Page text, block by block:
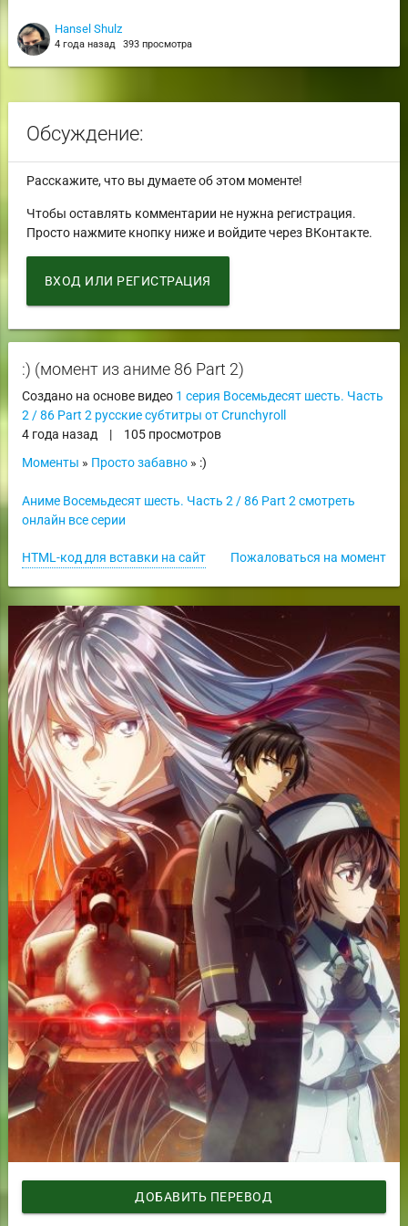
Hansel Shulz
4 года назад 393 просмотра
Обсуждение:
Расскажите, что вы думаете об этом моменте!
Чтобы оставлять комментарии не нужна регистрация.
Просто нажмите кнопку ниже и войдите через ВКонтакте.
ВХОД ИЛИ РЕГИСТРАЦИЯ
:) (момент из аниме 86 Part 2)
Создано на основе видео 1 серия Восемьдесят шесть. Часть
2 / 86 Part 2 русские субтитры от Crunchyroll
4 года назад
|
105 просмотров
Моменты » Просто забавно» :)
Аниме Восемьдесят шесть. Часть 2 / 86 Part 2 смотреть
онлайн все серии
Пожаловаться на момент
HTML-код для вставки на сайт
ДОБАВИТЬ ПЕРЕВОД